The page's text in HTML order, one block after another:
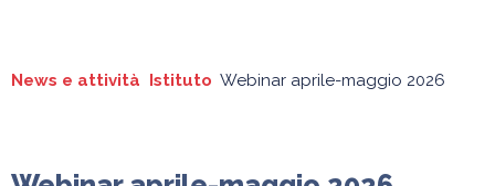
L'Istituto Corso di Licenza Master
News e attività Istituto Webinar aprile-maggio 2026